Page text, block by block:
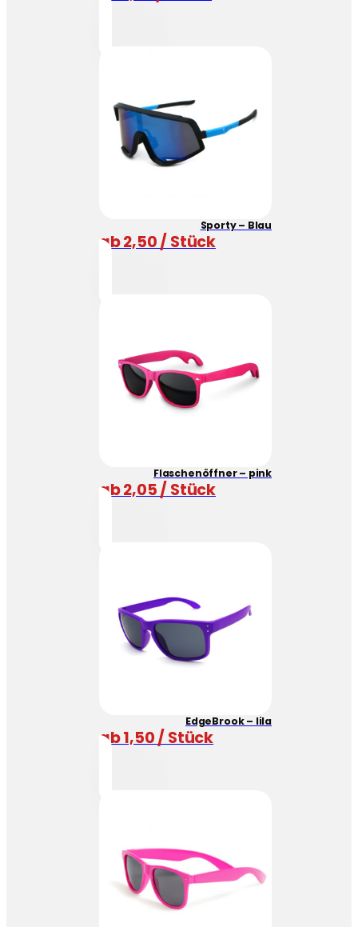
Sporty – Blau
ab 2,50 / Stück
Flaschenöffner – pink
ab 2,05 / Stück
EdgeBrook – lila
ab 1,50 / Stück